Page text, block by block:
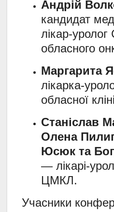
Андрій
кандидат
лікар-уролог
обласного
Маргарита
лікарка-
обласної
Станіслав
Олена
Юсюк та
— лікарі-
ЦМКЛ.
Учасники